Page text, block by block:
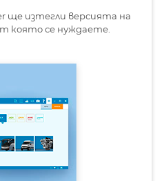
ще изтегли версията на
която се нуждаете.